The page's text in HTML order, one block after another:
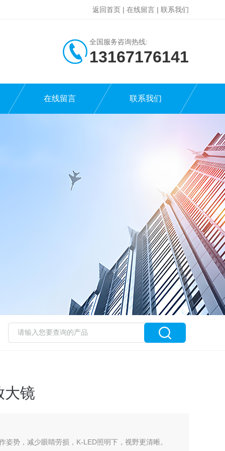
返回首页 | 在线留言 | 联系我们
全国服务咨询热线:
13167176141
在线留言 联系我们
大镜
势，减少眼睛劳损，K-LED照明下，视野更清晰。